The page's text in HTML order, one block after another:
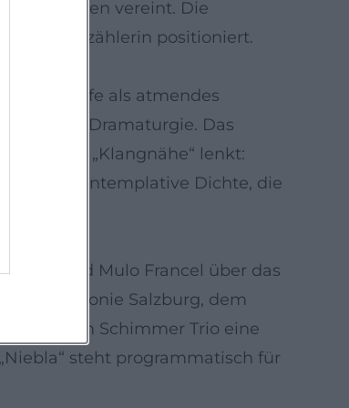
Leuchten vereint. Die
als Erzählerin positioniert.
die Harfe als atmendes
Dramaturgie. Das
„Klangnähe“ lenkt:
eine kontemplative Dichte, die
und Mulo Francel über das
Philharmonie Salzburg, dem
mit dem Schimmer Trio eine
steht programmatisch für